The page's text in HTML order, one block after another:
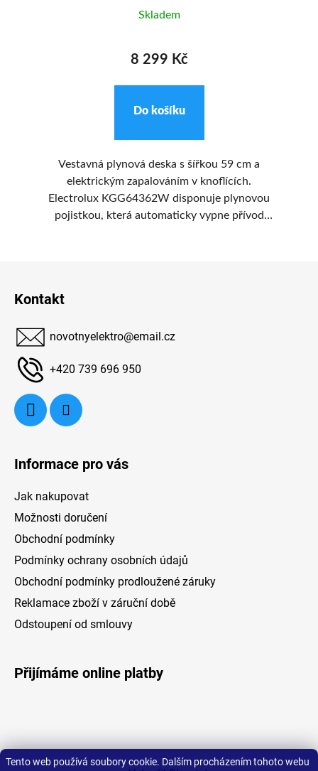
Tento web používá soubory cookie. Dalším procházením tohoto webu
Skladem
8 299 Kč
Do košíku
Vestavná plynová deska s šířkou 59 cm a
elektrickým zapalováním v knoflících.
Electrolux KGG64362W disponuje plynovou
pojistkou, která automaticky vypne přívod
Kontakt
novotnyelektro@email.cz
+420 739 696 950
Informace pro vás
Jak nakupovat
Možnosti doručení
Obchodní podmínky
Podmínky ochrany osobních údajů
Obchodní podmínky prodloužené záruky
Reklamace zboží v záruční době
Odstoupení od smlouvy
Přijímáme online platby